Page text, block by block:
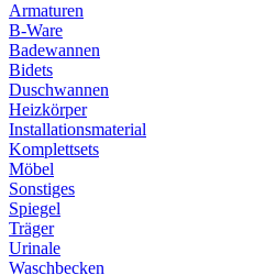
Armaturen
B-Ware
Badewannen
Bidets
Duschwannen
Heizkörper
Installationsmaterial
Komplettsets
Möbel
Sonstiges
Spiegel
Träger
Urinale
Waschbecken